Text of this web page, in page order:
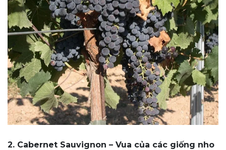
2. Cabernet Sauvignon – Vua của các giống nho